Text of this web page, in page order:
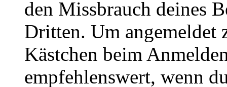
den Missbrauch deines
Dritten. Um angemeldet
Kästchen beim
empfehlenswert, wenn